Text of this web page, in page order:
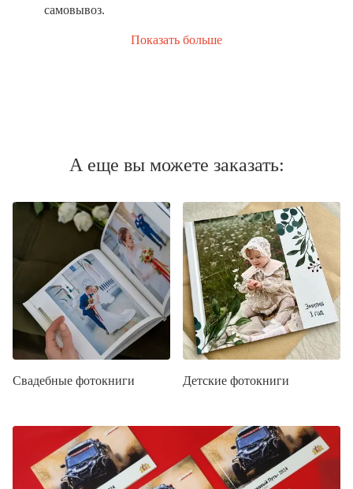
самовывоз.
Показать больше
А еще вы можете заказать:
Свадебные фотокниги Детские фотокниги